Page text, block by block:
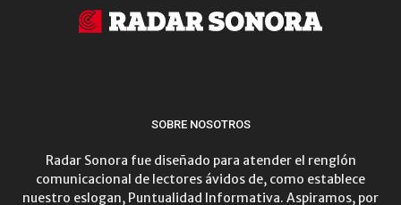
SOBRE NOSOTROS
Radar Sonora fue diseñado para atender el renglón
comunicacional de lectores ávidos de, como establece
nuestro eslogan, Puntualidad Informativa. Aspiramos, por